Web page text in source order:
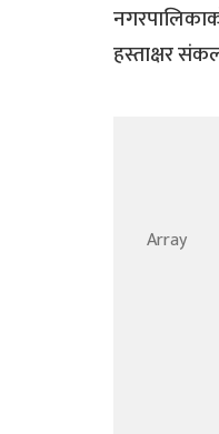
हस्ताक्षर
Array